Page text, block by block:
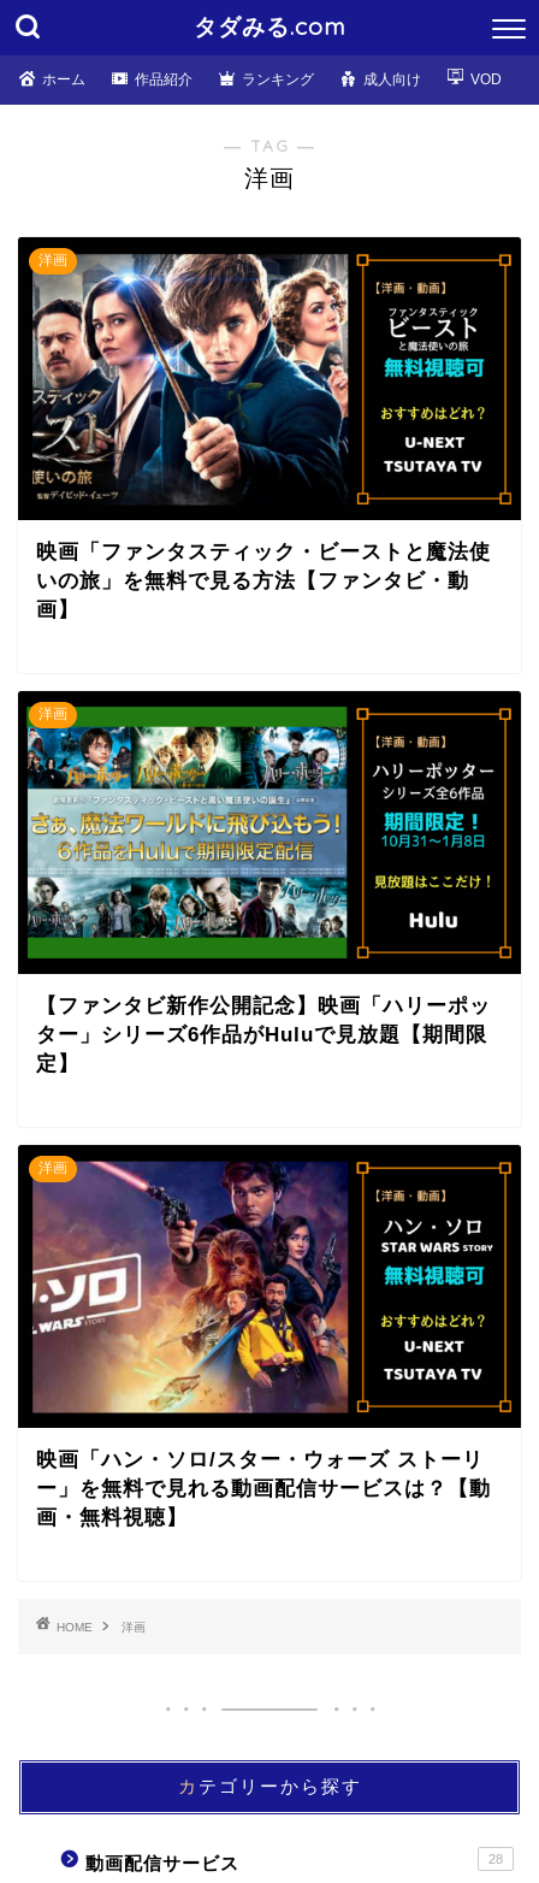
タダみる.com
ホーム 作品紹介 ランキング 成人向け VOD
― TAG ―
洋画
洋画
映画「ファンタスティック・ビーストと魔法使
いの旅」を無料で見る方法【ファンタビ・動
画】
洋画
【ファンタビ新作公開記念】映画「ハリーポッ
ター」シリーズ6作品がHuluで見放題【期間限
定】
洋画
映画「ハン・ソロ/スター・ウォーズ ストーリ
ー」を無料で見れる動画配信サービスは？【動
画・無料視聴】
HOME 洋画
カテゴリーから探す
動画配信サービス 28